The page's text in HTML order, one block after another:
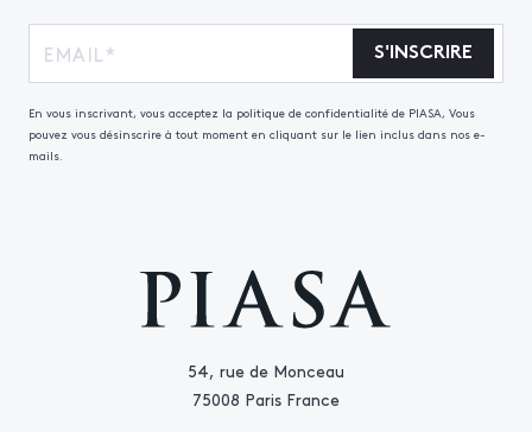
54, rue de Monceau
75008 Paris France
S'INSCRIRE
En vous inscrivant, vous acceptez la politique de confidentialité de PIASA, Vous
pouvez vous désinscrire à tout moment en cliquant sur le lien inclus dans nos e-
mails.